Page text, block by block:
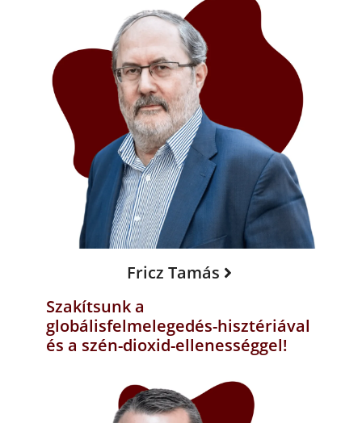
Fricz Tamás
Szakítsunk a
globálisfelmelegedés-hisztériával
és a szén-dioxid-ellenességgel!